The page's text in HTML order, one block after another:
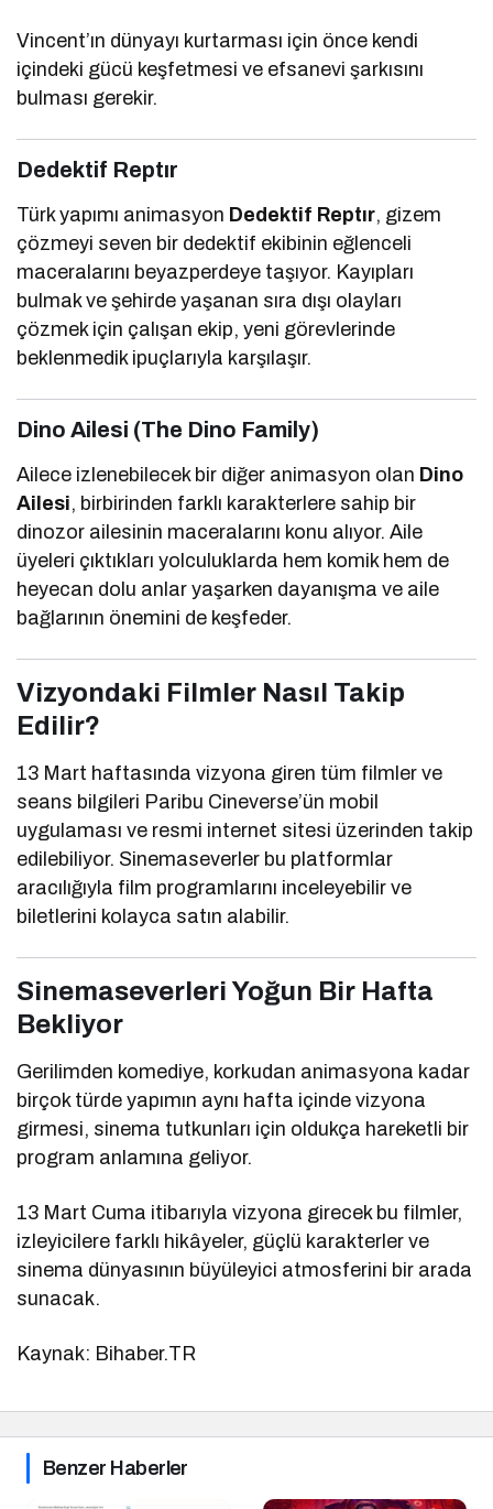
Vincent’ın dünyayı kurtarması için önce kendi
içindeki gücü keşfetmesi ve efsanevi şarkısını
bulması gerekir.
Dedektif Reptır
Türk yapımı animasyon Dedektif Reptır, gizem
çözmeyi seven bir dedektif ekibinin eğlenceli
maceralarını beyazperdeye taşıyor. Kayıpları
bulmak ve şehirde yaşanan sıra dışı olayları
çözmek için çalışan ekip, yeni görevlerinde
beklenmedik ipuçlarıyla karşılaşır.
Dino Ailesi (The Dino Family)
Ailece izlenebilecek bir diğer animasyon olan Dino
Ailesi, birbirinden farklı karakterlere sahip bir
dinozor ailesinin maceralarını konu alıyor. Aile
üyeleri çıktıkları yolculuklarda hem komik hem de
heyecan dolu anlar yaşarken dayanışma ve aile
bağlarının önemini de keşfeder.
Vizyondaki Filmler Nasıl Takip
Edilir?
13 Mart haftasında vizyona giren tüm filmler ve
seans bilgileri Paribu Cineverse’ün mobil
uygulaması ve resmi internet sitesi üzerinden takip
edilebiliyor. Sinemaseverler bu platformlar
aracılığıyla film programlarını inceleyebilir ve
biletlerini kolayca satın alabilir.
Sinemaseverleri Yoğun Bir Hafta
Bekliyor
Gerilimden komediye, korkudan animasyona kadar
birçok türde yapımın aynı hafta içinde vizyona
girmesi, sinema tutkunları için oldukça hareketli bir
program anlamına geliyor.
13 Mart Cuma itibarıyla vizyona girecek bu filmler,
izleyicilere farklı hikâyeler, güçlü karakterler ve
sinema dünyasının büyüleyici atmosferini bir arada
sunacak.
Kaynak: Bihaber.TR
Benzer Haberler